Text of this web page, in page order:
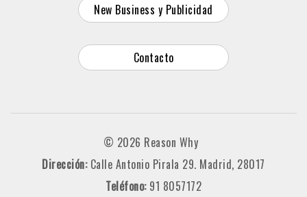
New Business y Publicidad
Contacto
© 2026 Reason Why
Dirección: Calle Antonio Pirala 29. Madrid, 28017
Teléfono: 91 8057172